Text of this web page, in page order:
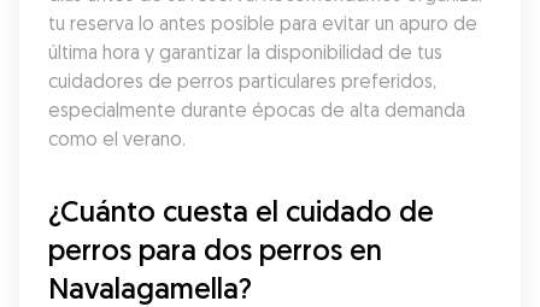
tu reserva lo antes posible para evitar un apuro de
última hora y garantizar la disponibilidad de tus
cuidadores de perros particulares preferidos,
especialmente durante épocas de alta demanda
como el verano.
¿Cuánto cuesta el cuidado de
perros para dos perros en
Navalagamella?